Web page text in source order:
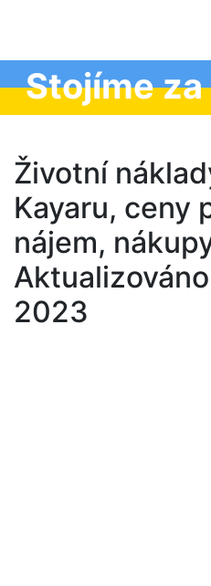
Stojíme
Životní
Kayaru, ceny
nájem,
2023